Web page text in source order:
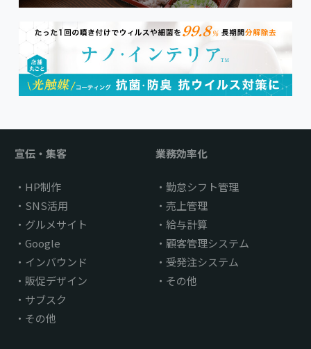
宣伝・集客
HP制作
SNS活用
グルメサイト
Google
インバウンド
販促デザイン
サブスク
その他
業務効率化
勤怠シフト管理
売上管理
給与計算
顧客管理システム
受発注システム
その他